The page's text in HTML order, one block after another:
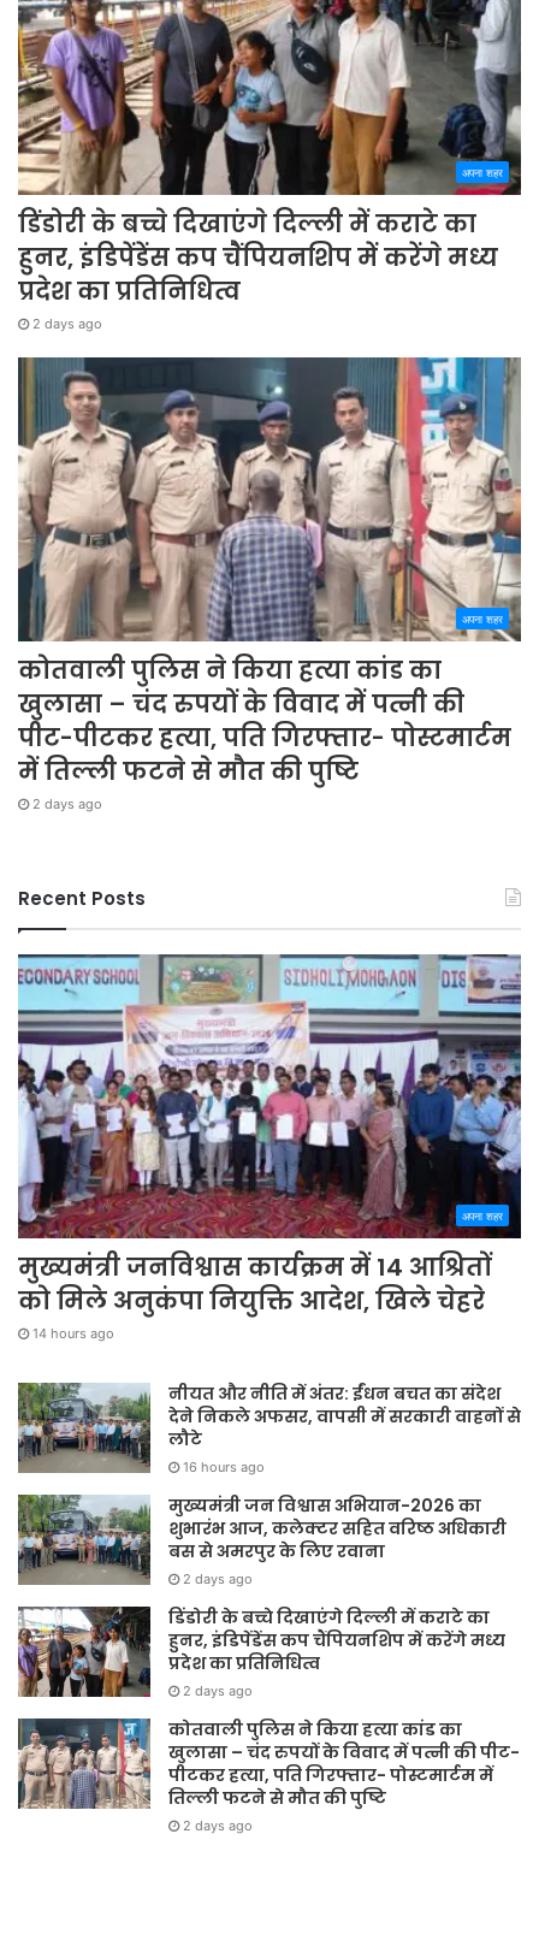
अपना शहर
डिंडोरी के बच्चे दिखाएंगे दिल्ली में कराटे का
हुनर, इंडिपेंडेंस कप चैंपियनशिप में करेंगे मध्य
प्रदेश का प्रतिनिधित्व
2 days ago
अपना शहर
कोतवाली पुलिस ने किया हत्या कांड का
खुलासा – चंद रुपयों के विवाद में पत्नी की
पीट-पीटकर हत्या, पति गिरफ्तार- पोस्टमार्टम
में तिल्ली फटने से मौत की पुष्टि
2 days ago
Recent Posts
अपना शहर
मुख्यमंत्री जनविश्वास कार्यक्रम में 14 आश्रितों
को मिले अनुकंपा नियुक्ति आदेश, खिले चेहरे
14 hours ago
नीयत और नीति में अंतर: ईंधन बचत का संदेश
देने निकले अफसर, वापसी में सरकारी वाहनों से
लौटे
16 hours ago
मुख्यमंत्री जन विश्वास अभियान-2026 का
शुभारंभ आज, कलेक्टर सहित वरिष्ठ अधिकारी
बस से अमरपुर के लिए रवाना
2 days ago
डिंडोरी के बच्चे दिखाएंगे दिल्ली में कराटे का
हुनर, इंडिपेंडेंस कप चैंपियनशिप में करेंगे मध्य
प्रदेश का प्रतिनिधित्व
2 days ago
कोतवाली पुलिस ने किया हत्या कांड का
खुलासा – चंद रुपयों के विवाद में पत्नी की पीट-
पीटकर हत्या, पति गिरफ्तार- पोस्टमार्टम में
तिल्ली फटने से मौत की पुष्टि
2 days ago